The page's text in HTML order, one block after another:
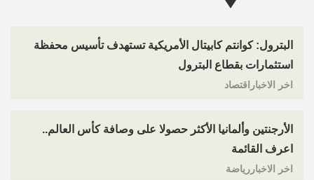
البترول: كوانتم كابيتال الأمريكية تستهدف تأسيس محفظة
استثمارات بقطاع البترول
اخر الاخباراقتصاد
الأرجنتين وألمانيا الأكثر حصولا على وصافة كأس العالم..
اعرف القائمة
اخر الاخباررياضة